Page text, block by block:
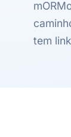
tem